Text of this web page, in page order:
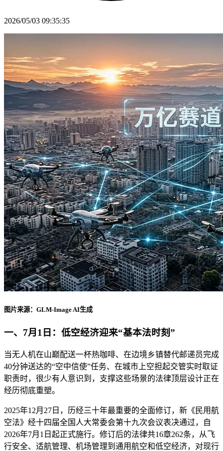
2026/05/03 09:35:35
图片来源：GLM-Image AI生成
一、7月1日：低空经济迎来“基本法时刻”
当无人机在山巅配送一杯热咖啡、在边境乡镇替代邮递员完成
40分钟送达的“空中信使”任务、在城市上空担起交管实时取证
职责时，很少有人意识到，支撑这些场景的法律顶层设计正在
经历彻底重塑。
2025年12月27日，历经三十年最重要的全面修订，新《民用航
空法》经十四届全国人大常委会第十九次会议表决通过，自
2026年7月1日起正式施行。修订后的法律共16章262条，从飞
行安全、适航管理、机场管理到通用航空和低空经济，对现行